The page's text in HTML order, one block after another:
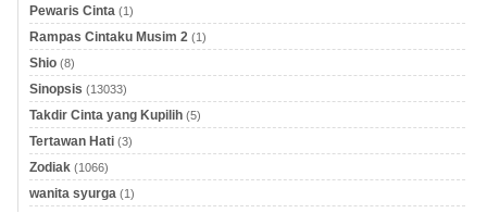
Pewaris Cinta (1)
Rampas Cintaku Musim 2 (1)
Shio (8)
Sinopsis (13033)
Takdir Cinta yang Kupilih (5)
Tertawan Hati (3)
Zodiak (1066)
wanita syurga (1)